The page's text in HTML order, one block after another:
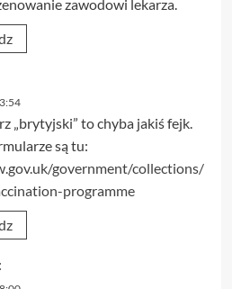
zawodowi lekarza.
„brytyjski” to chyba jakiś fejk.
są tu:
government/collections/
programme